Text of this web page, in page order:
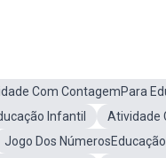
Com ContagemPara
Infantil
Atividade
Jogo Dos